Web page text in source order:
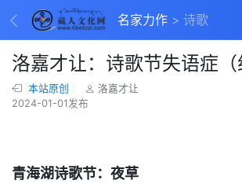
名家力作 诗歌
洛嘉才让：诗歌节失语症（
本站原创
洛嘉才让
2024-01-01发布
青海湖诗歌节：夜草